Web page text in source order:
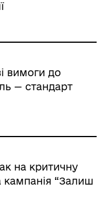
вимоги до
— стандарт
на критичну
кампанія “Залиш